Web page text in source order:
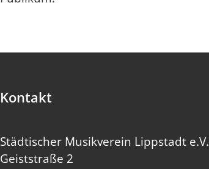
Kontakt
Städtischer Musikverein Lippstadt e.V.
Geiststraße 2